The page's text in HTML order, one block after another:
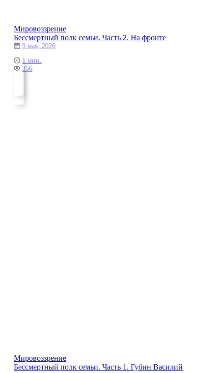
Мировоззрение
Бессмертный полк семьи. Часть 2. На фронте
9 мая, 2026
1 мин.
356
Мировоззрение
Бессмертный полк семьи. Часть 1. Губин Василий